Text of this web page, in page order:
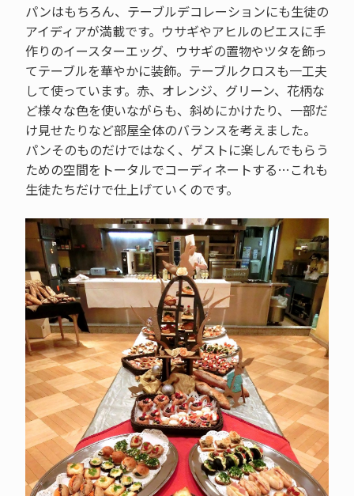
パンはもちろん、テーブルデコレーションにも生徒の
アイディアが満載です。ウサギやアヒルのピエスに手
作りのイースターエッグ、ウサギの置物やツタを飾っ
てテーブルを華やかに装飾。テーブルクロスも一工夫
して使っています。赤、オレンジ、グリーン、花柄な
ど様々な色を使いながらも、斜めにかけたり、一部だ
け見せたりなど部屋全体のバランスを考えました。
パンそのものだけではなく、ゲストに楽しんでもらう
ための空間をトータルでコーディネートする…これも
生徒たちだけで仕上げていくのです。